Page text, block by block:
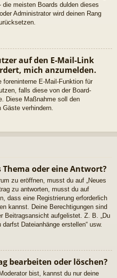
meisten Boards dulden dieses
Administrator wird deinen Rang
auf den E-Mail-Link
mich anzumelden.
foreninterne E-Mail-Funktion für
falls diese von der Board-
Diese Maßnahme soll den
verhindern.
oder eine Antwort?
zu eröffnen, musst du auf „Neues
zu antworten, musst du auf
dass eine Registrierung erforderlich
kannst. Deine Berechtigungen sind
Beitragsansicht aufgelistet. Z. B. „Du
Dateianhänge erstellen“ usw.
bearbeiten oder löschen?
bist, kannst du nur deine